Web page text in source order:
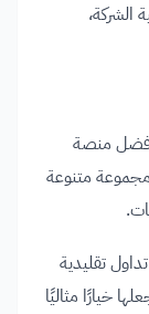
الشركة،
أفضل منصة
مجموعة متنوعة
تقليدية
خيارًا مثاليًا